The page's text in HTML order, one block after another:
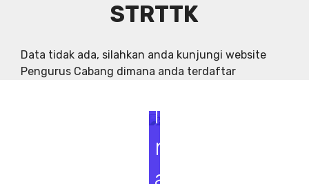
STRTTK
Data tidak ada, silahkan anda kunjungi website
Pengurus Cabang dimana anda terdaftar
S
e
m
i
n
a